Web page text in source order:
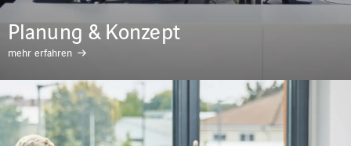
Planung & Konzept
mehr erfahren